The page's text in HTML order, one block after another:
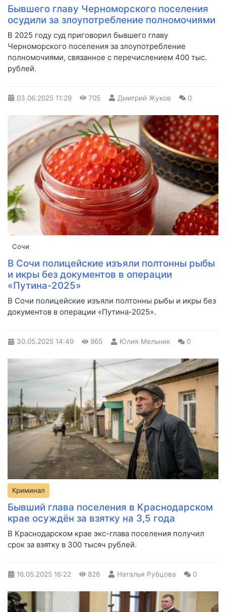
Бывшего главу Черноморского поселения
осудили за злоупотребление полномочиями
В 2025 году суд приговорил бывшего главу
Черноморского поселения за злоупотребление
полномочиями, связанное с перечислением 400 тыс.
рублей.
03.06.2025 11:29 705 Дмитрий Жуков 0
Сочи
В Сочи полицейские изъяли полтонны рыбы
и икры без документов в операции
«Путина-2025»
В Сочи полицейские изъяли полтонны рыбы и икры без
документов в операции «Путина-2025».
30.05.2025 14:49 965 Юлия Мельник 0
Криминал
Бывший глава поселения в Краснодарском
крае осуждён за взятку на 3,5 года
В Краснодарском крае экс-глава поселения получил
срок за взятку в 300 тысяч рублей.
16.05.2025 16:22 826 Наталья Рубцова 0